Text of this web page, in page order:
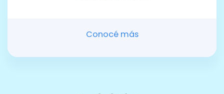
Conocé más